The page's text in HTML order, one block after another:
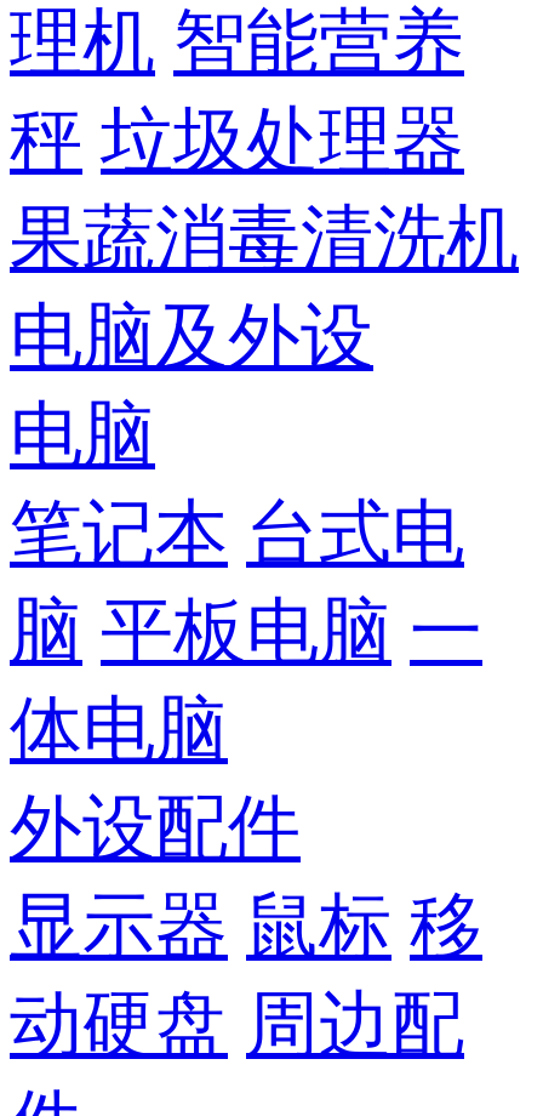
理机 智能营养
秤 垃圾处理器
果蔬消毒清洗机
电脑及外设
电脑
笔记本 台式电
脑 平板电脑 一
体电脑
外设配件
显示器 鼠标 移
动硬盘 周边配